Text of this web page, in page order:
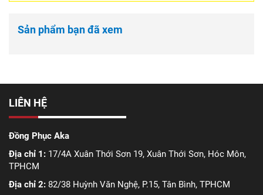
Sản phẩm bạn đã xem
LIÊN HỆ
Đồng Phục Aka
Địa chỉ 1: 17/4A Xuân Thới Sơn 19, Xuân Thới Sơn, Hóc Môn,
TPHCM
Địa chỉ 2: 82/38 Huỳnh Văn Nghệ, P.15, Tân Bình, TPHCM